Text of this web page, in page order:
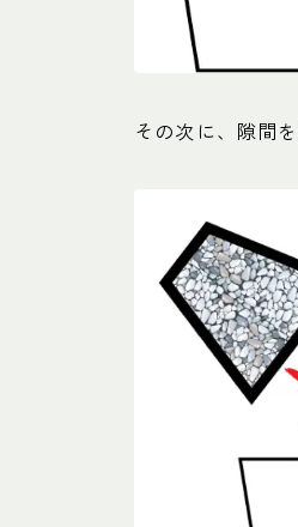
その次に、隙間